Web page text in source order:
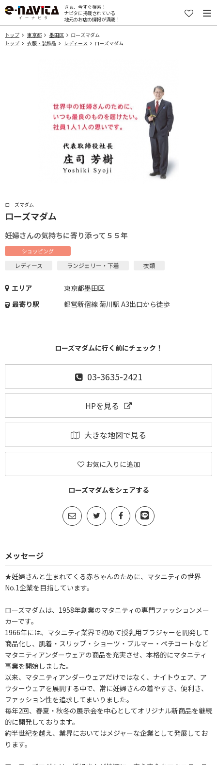
さぁ、今すぐ検索！
ナビタに掲載されている
地元のお店の情報が満載！
トップ 東京都 墨田区
ローズマダム
トップ
衣服・装飾品 レディース ローズマダム
ローズマダム
ローズマダム
妊婦さんの気持ちに寄り添って５５年
ショッピング
レディース ランジェリー・下着 衣類
エリア
東京都墨田区
最寄り駅
都営新宿線 菊川駅 A3出口から徒歩
ローズマダムに行く前にチェック！
03-3635-2421
HPを見る
大きな地図で見る
お気に入りに追加
ローズマダムをシェアする
メッセージ
★妊婦さんと生まれてくる赤ちゃんのために、マタニティの世界
No.1企業を目指しています。
ローズマダムは、1958年創業のマタニティの専門ファッションメー
カーです。
1966年には、マタニティ業界で初めて授乳用ブラジャーを開発して
商品化し、肌着・スリップ・ショーツ・ブルマー・ペチコートなど
マタニティアンダーウェアの商品を充実させ、本格的にマタニティ
事業を開始しました。
以来、マタニティアンダーウェアだけではなく、ナイトウェア、ア
ウターウェアを展開する中で、常に妊婦さんの着やすさ、便利さ、
ファッション性を追求してまいりました。
毎年2回、春夏・秋冬の展示会を中心としてオリジナル新商品を継続
的に開発しております。
約半世紀を越え、業界においてはメジャーな企業として発展してお
ります。